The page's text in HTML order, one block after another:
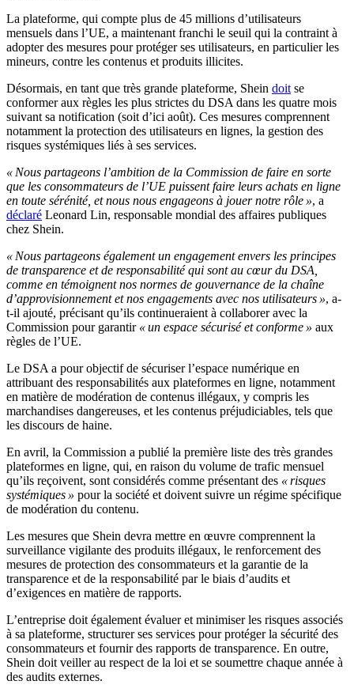
La plateforme, qui compte plus de 45 millions d’utilisateurs
mensuels dans l’UE, a maintenant franchi le seuil qui la contraint à
adopter des mesures pour protéger ses utilisateurs, en particulier les
mineurs, contre les contenus et produits illicites.
Désormais, en tant que très grande plateforme, Shein doit se
conformer aux règles les plus strictes du DSA dans les quatre mois
suivant sa notification (soit d’ici août). Ces mesures comprennent
notamment la protection des utilisateurs en lignes, la gestion des
risques systémiques liés à ses services.
« Nous partageons l’ambition de la Commission de faire en sorte
que les consommateurs de l’UE puissent faire leurs achats en ligne
en toute sérénité, et nous nous engageons à jouer notre rôle », a
déclaré Leonard Lin, responsable mondial des affaires publiques
chez Shein.
« Nous partageons également un engagement envers les principes
de transparence et de responsabilité qui sont au cœur du DSA,
comme en témoignent nos normes de gouvernance de la chaîne
d’approvisionnement et nos engagements avec nos utilisateurs », a-
t-il ajouté, précisant qu’ils continueraient à collaborer avec la
Commission pour garantir « un espace sécurisé et conforme » aux
règles de l’UE.
Le DSA a pour objectif de sécuriser l’espace numérique en
attribuant des responsabilités aux plateformes en ligne, notamment
en matière de modération de contenus illégaux, y compris les
marchandises dangereuses, et les contenus préjudiciables, tels que
les discours de haine.
En avril, la Commission a publié la première liste des très grandes
plateformes en ligne, qui, en raison du volume de trafic mensuel
qu’ils reçoivent, sont considérés comme présentant des « risques
systémiques » pour la société et doivent suivre un régime spécifique
de modération du contenu.
Les mesures que Shein devra mettre en œuvre comprennent la
surveillance vigilante des produits illégaux, le renforcement des
mesures de protection des consommateurs et la garantie de la
transparence et de la responsabilité par le biais d’audits et
d’exigences en matière de rapports.
L’entreprise doit également évaluer et minimiser les risques associés
à sa plateforme, structurer ses services pour protéger la sécurité des
consommateurs et fournir des rapports de transparence. En outre,
Shein doit veiller au respect de la loi et se soumettre chaque année à
des audits externes.